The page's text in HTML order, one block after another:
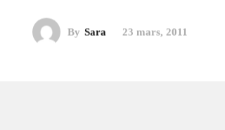
By Sara 23 mars, 2011